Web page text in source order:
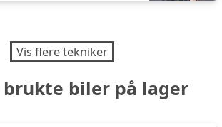
Vis flere tekniker
brukte biler på lager